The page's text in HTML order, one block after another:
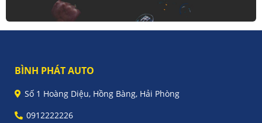
BÌNH PHÁT AUTO
Số 1 Hoàng Diệu, Hồng Bàng, Hải Phòng
0912222226